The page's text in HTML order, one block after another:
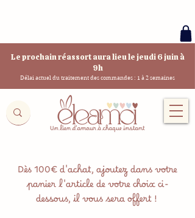
Le prochain réassort aura lieu le jeudi 6 juin à
9h
Délai actuel du traitement des commandes : 1 à 2 semaines
Dès 100€ d'achat, ajoutez dans votre
panier l'article de votre choix ci-
dessous, il vous sera offert !